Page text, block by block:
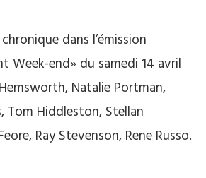
dans l’émission
Week-end» du samedi 14 avril
Natalie Portman,
Tom Hiddleston, Stellan
Ray Stevenson, Rene Russo.